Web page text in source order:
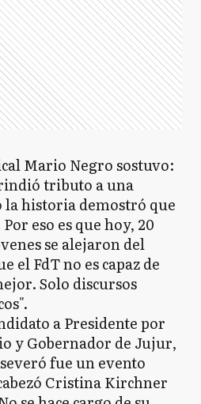
Mario Negro sostuvo:
tributo a una
la historia demostró que
eso es que hoy, 20
se alejaron del
el FdT no es capaz de
Solo discursos
a Presidente por
y Gobernador de Jujur,
fue un evento
Cristina Kirchner